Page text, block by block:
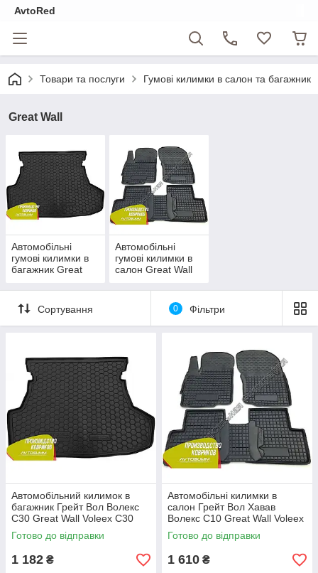
AvtoRed
Товари та послуги Гумові килимки в салон та багажник
Great Wall
Автомобільні
гумові килимки в
багажник Great
Автомобільні
гумові килимки в
салон Great Wall
Сортування 0 Фільтри
Автомобільний килимок в
багажник Грейт Вол Волекс
С30 Great Wall Voleex C30
2010- (Avto-Gumm)
Готово до відправки
1 182 ₴
Автомобільні килимки в
салон Грейт Вол Хавав
Волекс С10 Great Wall Voleex
C10 2010- (Avto-Gumm)
Готово до відправки
1 610 ₴